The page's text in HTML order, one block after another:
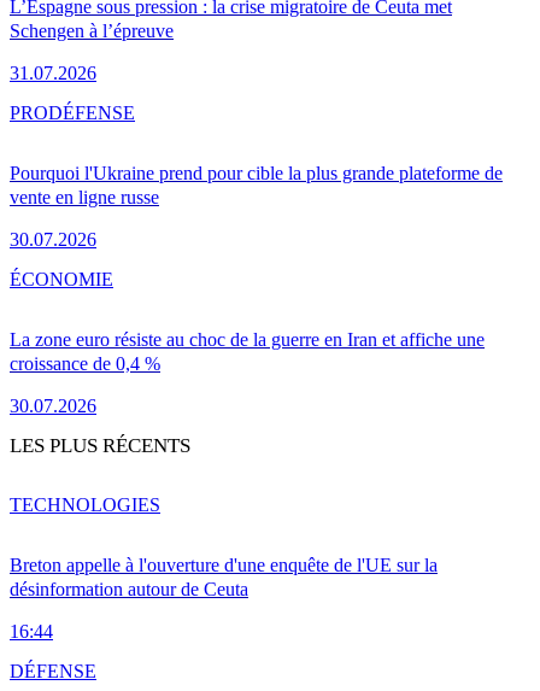
L’Espagne sous pression : la crise migratoire de Ceuta met
Schengen à l’épreuve
31.07.2026
Pourquoi l'Ukraine prend pour cible la plus grande plateforme de
vente en ligne russe
30.07.2026
PRODÉFENSE
La zone euro résiste au choc de la guerre en Iran et affiche une
croissance de 0,4 %
30.07.2026
ÉCONOMIE
LES PLUS RÉCENTS
Breton appelle à l'ouverture d'une enquête de l'UE sur la
désinformation autour de Ceuta
16:44
TECHNOLOGIES
DÉFENSE